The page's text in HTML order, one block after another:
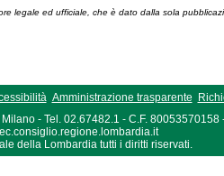
legale ed ufficiale, che è dato dalla sola
Amministrazione trasparente
- Tel. 02.67482.1 - C.F. 80053570158
della Lombardia tutti i diritti riservati.